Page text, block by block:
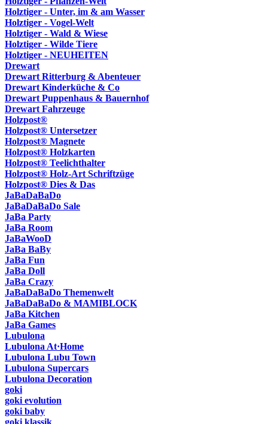
Holztiger - Unter, im & am Wasser
Holztiger - Vogel-Welt
Holztiger - Wald & Wiese
Holztiger - Wilde Tiere
Holztiger - NEUHEITEN
Drewart
Drewart Ritterburg & Abenteuer
Drewart Kinderküche & Co
Drewart Puppenhaus & Bauernhof
Drewart Fahrzeuge
Holzpost®
Holzpost® Untersetzer
Holzpost® Magnete
Holzpost® Holzkarten
Holzpost® Teelichthalter
Holzpost® Holz-Art Schriftzüge
Holzpost® Dies & Das
JaBaDaBaDo
JaBaDaBaDo Sale
JaBa Party
JaBa Room
JaBaWooD
JaBa BaBy
JaBa Fun
JaBa Doll
JaBa Crazy
JaBaDaBaDo Themenwelt
JaBaDaBaDo & MAMIBLOCK
JaBa Kitchen
JaBa Games
Lubulona
Lubulona At·Home
Lubulona Lubu Town
Lubulona Supercars
Lubulona Decoration
goki
goki evolution
goki baby
goki klassik